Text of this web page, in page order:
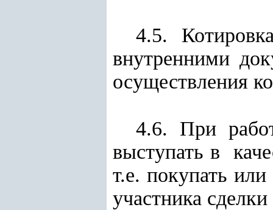
4.5.
внутренними
осуществления
4.6. При
выступать в
т.е. покупать
участника